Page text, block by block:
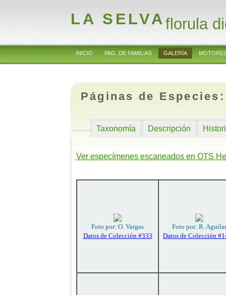
LA SELVAflorula
INICIO PAG. DE FAMILIAS GALERÍA
Páginas de
Taxonomía Descripción
Ver especímenes escaneados en OTS
Foto por: O. Vargas
Datos de Colección #333
Foto por: R. Aguilar
Datos de Colección